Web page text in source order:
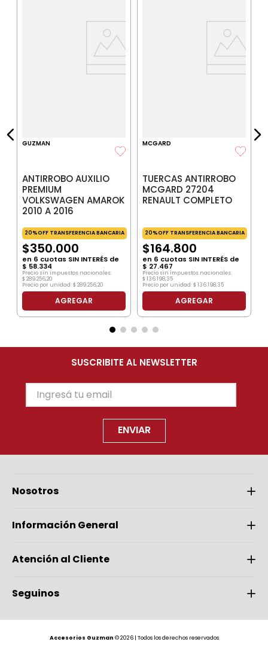
GUZMAN
ANTIRROBO AUXILIO
PREMIUM
VOLKSWAGEN AMAROK
2010 A 2016
20%OFF TRANSFERENCIA BANCARIA
$350.000
en 6 cuotas SIN INTERÉS de
$ 58.334
Precio sin impuestos nacionales:
$ 289.256,20
Precio por unidad:$ 289.256,20
AGREGAR
MCGARD
TUERCAS ANTIRROBO
MCGARD 27204
RENAULT COMPLETO
20%OFF TRANSFERENCIA BANCARIA
$164.800
en 6 cuotas SIN INTERÉS de
$ 27.467
Precio sin impuestos nacionales:
$ 136.198,35
Precio por unidad:$ 136.198,35
AGREGAR
SUSCRIBITE AL NEWSLETTER
ENVIAR
Nosotros
Información General
Atención al Cliente
Seguinos
Accesorios Guzman © 2026 | Todos los derechos reservados